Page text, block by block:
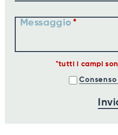
Messaggio
tutti i campi